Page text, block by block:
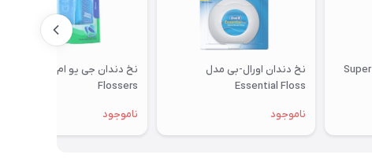
نخ دندان اورال-بی مدل Super
نخ دندان اورال-بی مدل
Essential Floss
ناموجود
Flossers
ناموجود